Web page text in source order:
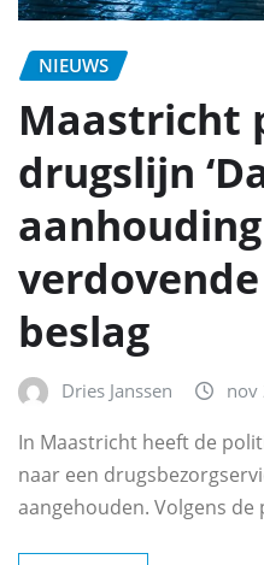
NIEUWS
Maastricht
drugslijn
beslag
Dries Janssen nov
In Maastricht heeft de
naar een
aangehouden. Volgens